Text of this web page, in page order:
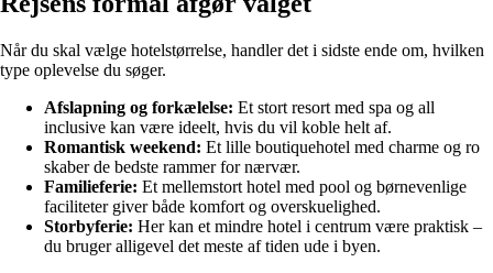
Når du skal vælge hotelstørrelse, handler det i sidste ende om, hvilken
type oplevelse du søger.
Afslapning og forkælelse: Et stort resort med spa og all
inclusive kan være ideelt, hvis du vil koble helt af.
Romantisk weekend: Et lille boutiquehotel med charme og ro
skaber de bedste rammer for nærvær.
Familieferie: Et mellemstort hotel med pool og børnevenlige
faciliteter giver både komfort og overskuelighed.
Storbyferie: Her kan et mindre hotel i centrum være praktisk –
du bruger alligevel det meste af tiden ude i byen.